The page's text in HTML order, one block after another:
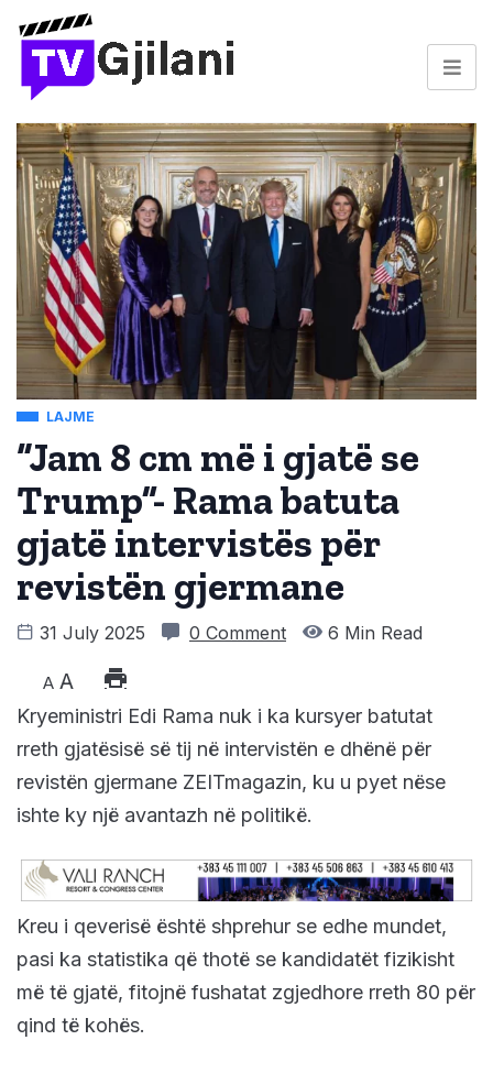
LAJME
“Jam 8 cm më i gjatë se
Trump”- Rama batuta
gjatë intervistës për
revistën gjermane
31 July 2025 0 Comment 6 Min Read
A A
Kryeministri Edi Rama nuk i ka kursyer batutat
rreth gjatësisë së tij në intervistën e dhënë për
revistën gjermane ZEITmagazin, ku u pyet nëse
ishte ky një avantazh në politikë.
Kreu i qeverisë është shprehur se edhe mundet,
pasi ka statistika që thotë se kandidatët fizikisht
më të gjatë, fitojnë fushatat zgjedhore rreth 80 për
qind të kohës.